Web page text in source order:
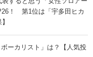
！ 第1位は「宇多田ヒカ
ーカリスト」は？【人気投